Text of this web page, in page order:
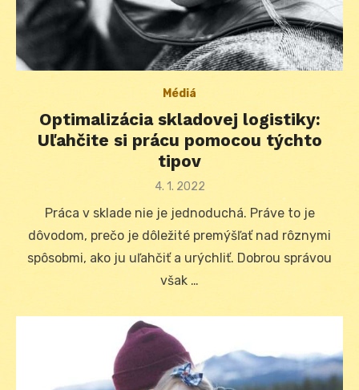
Médiá
Optimalizácia skladovej logistiky:
Uľahčite si prácu pomocou týchto
tipov
Posted
4. 1. 2022
Práca v sklade nie je jednoduchá. Práve to je
dôvodom, prečo je dôležité premýšľať nad rôznymi
spôsobmi, ako ju uľahčiť a urýchliť. Dobrou správou
však …